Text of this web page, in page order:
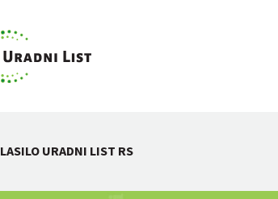
LASILO URADNI LIST RS